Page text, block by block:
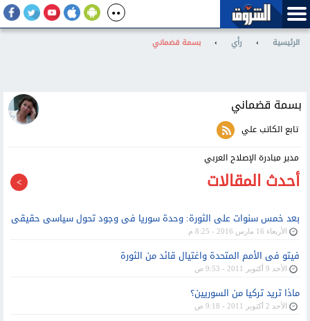
الرئيسية › رأي › بسمة قضماني
بسمة قضماني
تابع الكاتب علي
مدير مبادرة الإصلاح العربي
أحدث المقالات
بعد خمس سنوات على الثورة: وحدة سوريا فى وجود تحول سياسى حقيقى
الأربعاء 16 مارس 2016 - 8:25 م
فيتو فى الأمم المتحدة واغتيال قائد من الثورة
الأحد 9 أكتوبر 2011 - 9:53 ص
ماذا تريد تركيا من السوريين؟
الأحد 2 أكتوبر 2011 - 9:18 ص